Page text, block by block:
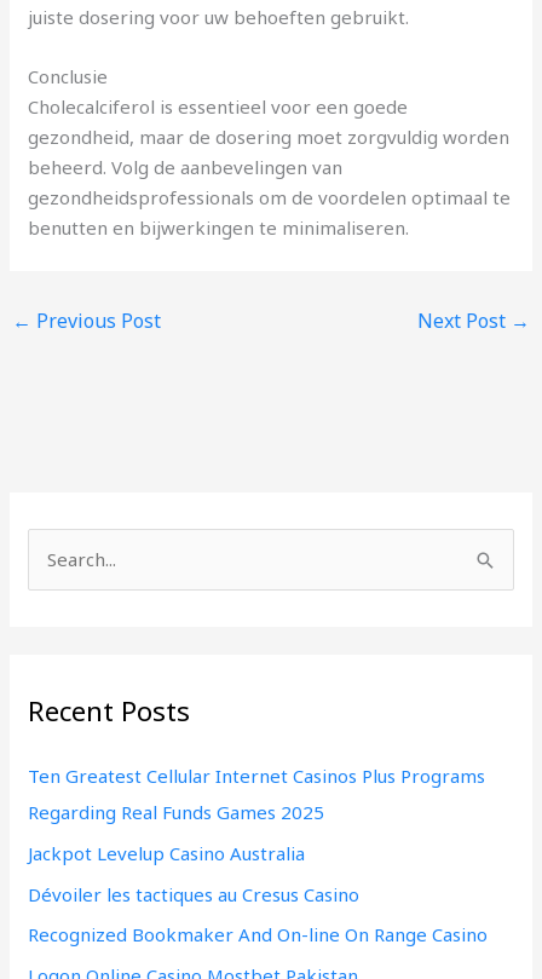
juiste dosering voor uw behoeften gebruikt.
Conclusie
Cholecalciferol is essentieel voor een goede
gezondheid, maar de dosering moet zorgvuldig worden
beheerd. Volg de aanbevelingen van
gezondheidsprofessionals om de voordelen optimaal te
benutten en bijwerkingen te minimaliseren.
← Previous Post Next Post →
c
f
o
r
:
Recent Posts
Ten Greatest Cellular Internet Casinos Plus Programs
Regarding Real Funds Games 2025
Jackpot Levelup Casino Australia
Dévoiler les tactiques au Cresus Casino
Recognized Bookmaker And On-line On Range Casino